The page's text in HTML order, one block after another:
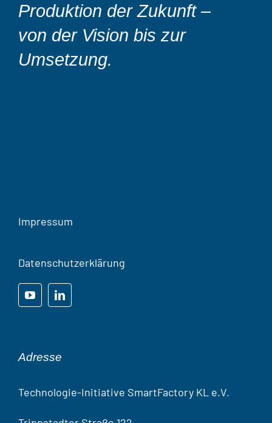
Produktion der Zukunft –
von der Vision bis zur
Umsetzung.
Impressum
Datenschutzerklärung
Adresse
Technologie-Initiative SmartFactory KL e.V.